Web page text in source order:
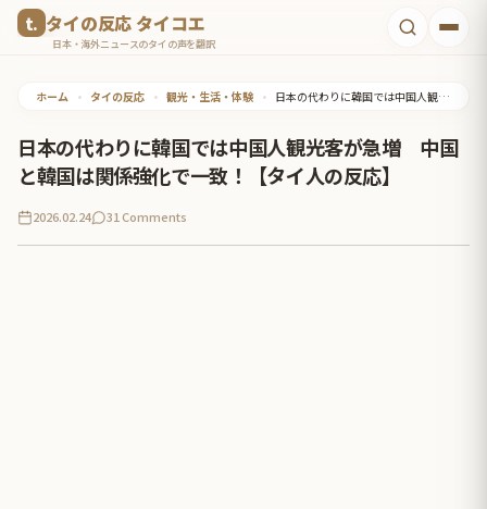
タイの反応 タイコエ
日本・海外ニュースのタイの声を翻訳
ホーム • タイの反応 • 観光・生活・体験 • 日本の代わりに韓国では中国人観光客が急増 中国と韓国は関係強化で一致！【タイ人の反応】
日本の代わりに韓国では中国人観光客が急増 中国
と韓国は関係強化で一致！【タイ人の反応】
2026.02.24 31 Comments